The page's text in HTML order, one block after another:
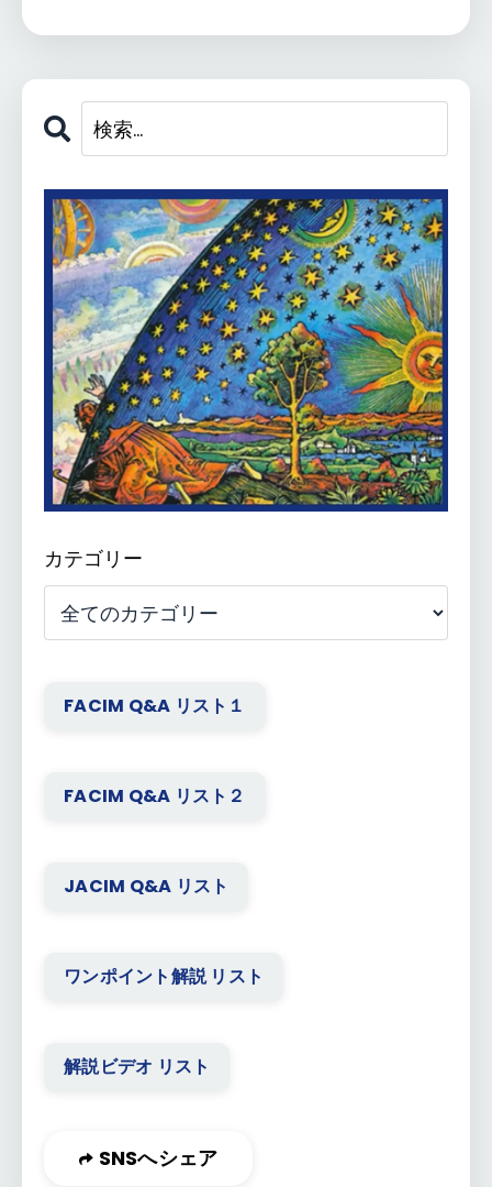
カテゴリー
FACIM Q&A リスト１
FACIM Q&A リスト２
JACIM Q&A リスト
ワンポイント解説 リスト
解説ビデオ リスト
SNSへシェア